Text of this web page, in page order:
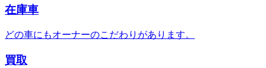
在庫車
どの車にもオーナーのこだわりがあります。
買取